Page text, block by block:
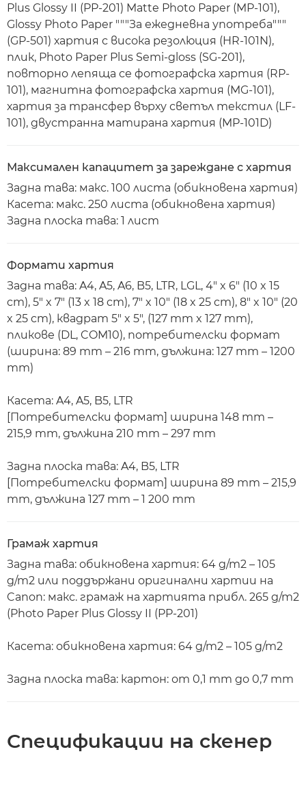
Plus Glossy II (PP-201) Matte Photo Paper (MP-101),
Glossy Photo Paper """За ежедневна употреба"""
(GP-501) хартия с висока резолюция (HR-101N),
плик, Photo Paper Plus Semi-gloss (SG-201),
повторно лепяща се фотографска хартия (RP-
101), магнитна фотографска хартия (MG-101),
хартия за трансфер върху светъл текстил (LF-
101), двустранна матирана хартия (MP-101D)
Максимален капацитет за зареждане с хартия
Задна тава: макс. 100 листа (обикновена хартия)
Касета: макс. 250 листа (обикновена хартия)
Задна плоска тава: 1 лист
Формати хартия
Задна тава: A4, A5, A6, B5, LTR, LGL, 4" x 6" (10 x 15
cm), 5" x 7" (13 x 18 cm), 7" x 10" (18 x 25 cm), 8" x 10" (20
x 25 cm), квадрат 5" x 5", (127 mm x 127 mm),
пликове (DL, COM10), потребителски формат
(ширина: 89 mm – 216 mm, дължина: 127 mm – 1200
mm)
Касета: A4, A5, B5, LTR
[Потребителски формат] ширина 148 mm –
215,9 mm, дължина 210 mm – 297 mm
Задна плоска тава: A4, B5, LTR
[Потребителски формат] ширина 89 mm – 215,9
mm, дължина 127 mm – 1 200 mm
Грамаж хартия
Задна тава: обикновена хартия: 64 g/m2 – 105
g/m2 или поддържани оригинални хартии на
Canon: макс. грамаж на хартията прибл. 265 g/m2
(Photo Paper Plus Glossy II (PP-201)
Касета: обикновена хартия: 64 g/m2 – 105 g/m2
Задна плоска тава: картон: от 0,1 mm до 0,7 mm
Спецификации на скенер